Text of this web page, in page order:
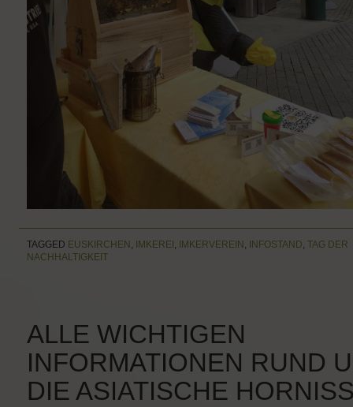
TAGGED EUSKIRCHEN , IMKEREI , IMKERVEREIN , INFOSTAND, TAG DER
NACHHALTIGKEIT
ALLE WICHTIGEN
INFORMATIONEN RUND
DIE ASIATISCHE